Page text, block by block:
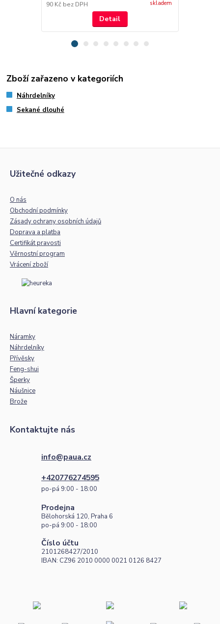
90 Kč bez DPH skladem
Detail
Zboží zařazeno v kategoriích
Náhrdelníky
Sekané dlouhé
Užitečné odkazy
O nás
Obchodní podmínky
Zásady ochrany osobních údajů
Doprava a platba
Certifikát pravosti
Věrnostní program
Vrácení zboží
Hlavní kategorie
Náramky
Náhrdelníky
Přívěsky
Feng-shui
Šperky
Náušnice
Brože
Kontaktujte nás
info@paua.cz
+420776274595
po-pá 9:00 - 18:00
Prodejna
Bělohorská 120, Praha 6
po-pá 9:00 - 18:00
Číslo účtu
2101268427/2010
IBAN: CZ96 2010 0000 0021 0126 8427